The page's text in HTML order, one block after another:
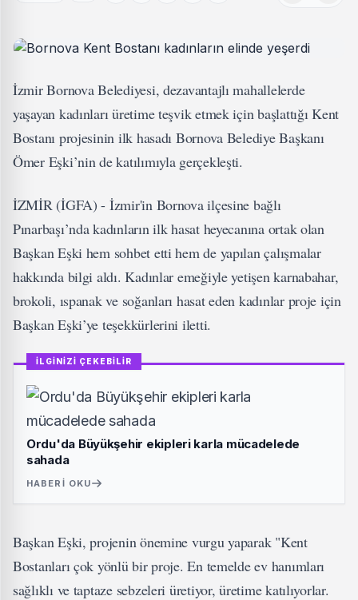
İzmir Bornova Belediyesi, dezavantajlı mahallelerde
yaşayan kadınları üretime teşvik etmek için başlattığı Kent
Bostanı projesinin ilk hasadı Bornova Belediye Başkanı
Ömer Eşki’nin de katılımıyla gerçekleşti.
İZMİR (İGFA) - İzmir'in Bornova ilçesine bağlı
Pınarbaşı’nda kadınların ilk hasat heyecanına ortak olan
Başkan Eşki hem sohbet etti hem de yapılan çalışmalar
hakkında bilgi aldı. Kadınlar emeğiyle yetişen karnabahar,
brokoli, ıspanak ve soğanları hasat eden kadınlar proje için
Başkan Eşki’ye teşekkürlerini iletti.
İLGİNİZİ ÇEKEBİLİR
Ordu'da Büyükşehir ekipleri karla mücadelede
sahada
HABERI OKU
Başkan Eşki, projenin önemine vurgu yaparak "Kent
Bostanları çok yönlü bir proje. En temelde ev hanımları
sağlıklı ve taptaze sebzeleri üretiyor, üretime katılıyorlar.